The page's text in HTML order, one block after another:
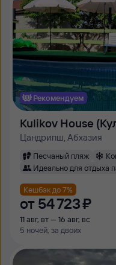
Рекомендуем
Kulikov House
Цандрипш, Абхазия
Песчаный пляж
Идеально для отдыха
Кешбэк до 7%
от 54 ⁠723 ⁠₽
11 авг, вт — 16 авг, вс
5 ночей, за двоих